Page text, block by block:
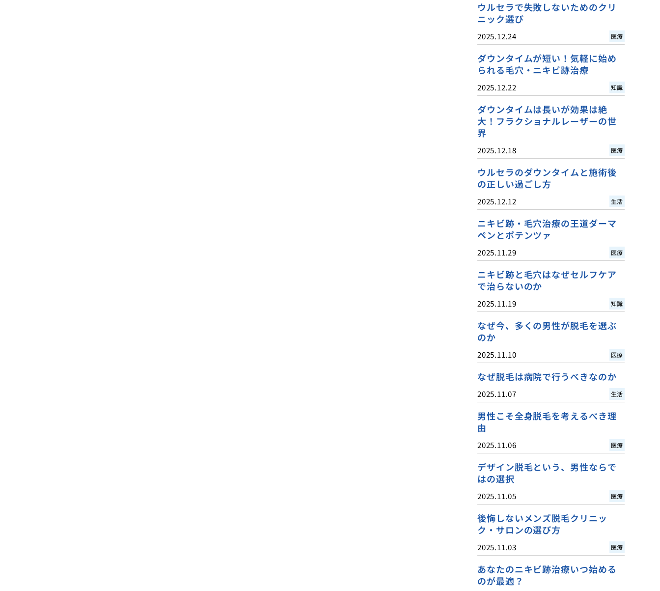
ウルセラで失敗しないためのクリ
ニック選び
2025.12.24 医療
ダウンタイムが短い！気軽に始め
られる毛穴・ニキビ跡治療
2025.12.22 知識
ダウンタイムは長いが効果は絶
大！フラクショナルレーザーの世
界
2025.12.18 医療
ウルセラのダウンタイムと施術後
の正しい過ごし方
2025.12.12 生活
ニキビ跡・毛穴治療の王道ダーマ
ペンとポテンツァ
2025.11.29 医療
ニキビ跡と毛穴はなぜセルフケア
で治らないのか
2025.11.19 知識
なぜ今、多くの男性が脱毛を選ぶ
のか
2025.11.10 医療
なぜ脱毛は病院で行うべきなのか
2025.11.07 生活
男性こそ全身脱毛を考えるべき理
由
2025.11.06 医療
デザイン脱毛という、男性ならで
はの選択
2025.11.05 医療
後悔しないメンズ脱毛クリニッ
ク・サロンの選び方
2025.11.03 医療
あなたのニキビ跡治療いつ始める
のが最適？